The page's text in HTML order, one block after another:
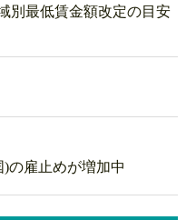
別最低賃金額改定の目安
の雇止めが増加中